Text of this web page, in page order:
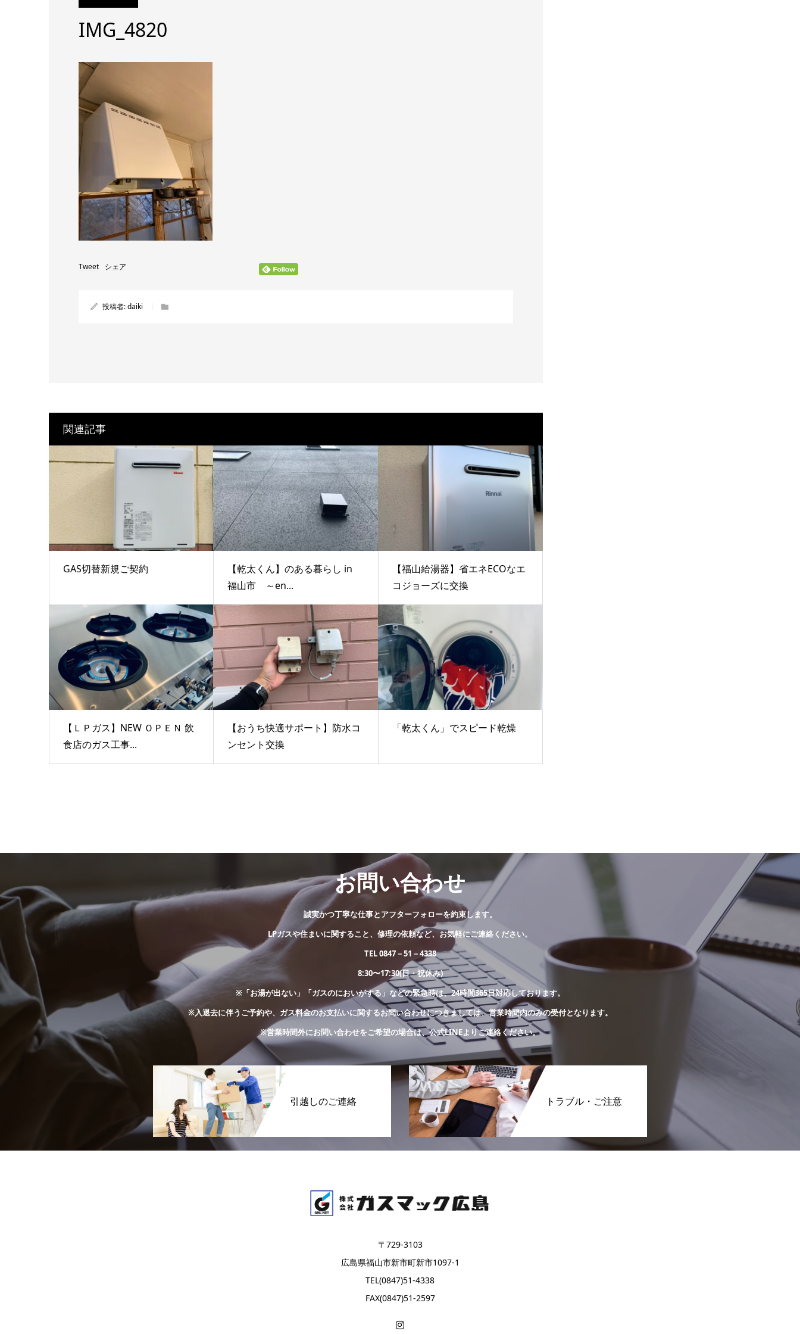
IMG_4820
Tweet シェア
投稿者:daiki
関連記事
GAS切替新規ご契約
【乾太くん】のある暮らし in
福山市 ～en...
【福山給湯器】省エネECOなエ
コジョーズに交換
【ＬＰガス】NEW ＯＰＥＮ 飲
食店のガス工事...
【おうち快適サポート】防水コ
ンセント交換
「乾太くん」でスピード乾燥
お問い合わせ
誠実かつ丁寧な仕事とアフターフォローを約束します。
LPガスや住まいに関すること、修理の依頼など、お気軽にご連絡ください。
TEL 0847－51－4338
8:30〜17:30(日・祝休み)
※「お湯が出ない」「ガスのにおいがする」などの緊急時は、24時間365日対応しております。
※入退去に伴うご予約や、ガス料金のお支払いに関するお問い合わせにつきましては、営業時間内のみの受付となります。
※営業時間外にお問い合わせをご希望の場合は、公式LINEよりご連絡ください。
引越しのご連絡 トラブル・ご注意
〒729-3103
広島県福山市新市町新市1097-1
TEL(0847)51-4338
FAX(0847)51-2597